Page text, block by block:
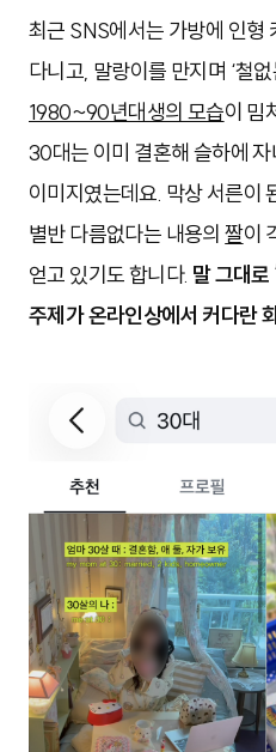
최근 SNS에서는 가방에 인형
다니고, 말랑이를 만지며 ‘철
1980~90년대생의 모습이 밈
30대는 이미 결혼해 슬하에 자
이미지였는데요. 막상 서른이
별반 다름없다는 내용의짤이
얻고 있기도 합니다. 말 그대로
주제가 온라인상에서 커다란